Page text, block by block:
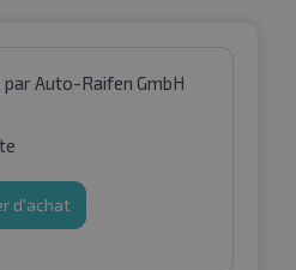
par Auto-Raifen GmbH
d'achat